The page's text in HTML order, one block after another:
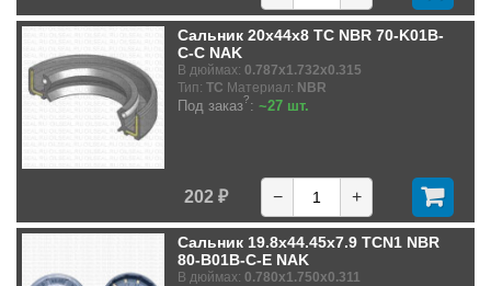
Сальник 20x44x8 TC NBR 70-K01B-
C-C NAK
В дюймах: 0.787x1.732x0.315
Тип: TC Материал: NBR
Под заказ?: ~27 шт.
202 ₽ − +
Сальник 19.8x44.45x7.9 TCN1 NBR
80-B01B-C-E NAK
В дюймах: 0.780x1.750x0.311